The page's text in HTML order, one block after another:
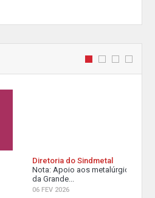
Diretoria do Sindmetal
Nota: Apoio aos metalúrgicos
da Grande...
06 FEV 2026